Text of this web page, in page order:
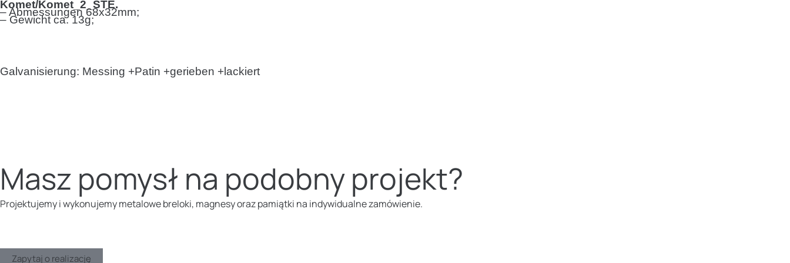
Komet/Komet_2_STE.
– Abmessungen 68x32mm;
– Gewicht ca. 13g;
Galvanisierung: Messing +Patin +gerieben +lackiert
Masz pomysł na podobny projekt?
Projektujemy i wykonujemy metalowe breloki, magnesy oraz pamiątki na indywidualne zamówienie.
Zapytaj o realizację